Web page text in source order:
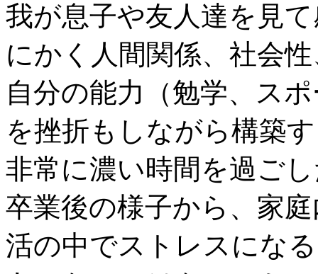
我が息子や友人達を見
にかく人間関係、社会
自分の能力（勉学、ス
を挫折もしながら構築
非常に濃い時間を過ご
卒業後の様子から、家
活の中でストレスにな